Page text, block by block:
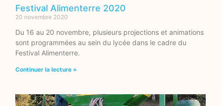
Festival Alimenterre 2020
20 novembre 2020
Du 16 au 20 novembre, plusieurs projections et animations
sont programmées au sein du lycée dans le cadre du
Festival Alimenterre.
Continuer la lecture »